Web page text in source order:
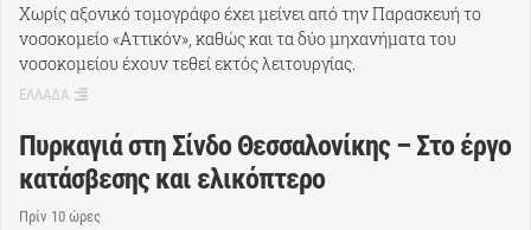
Χωρίς αξονικό τομογράφο έχει μείνει από την Παρασκευή το
νοσοκομείο «Αττικόν», καθώς και τα δύο μηχανήματα του
νοσοκομείου έχουν τεθεί εκτός λειτουργίας.
ΕΛΛΑΔΑ
Πυρκαγιά στη Σίνδο Θεσσαλονίκης – Στο έργο
κατάσβεσης και ελικόπτερο
Πρίν 10 ώρες